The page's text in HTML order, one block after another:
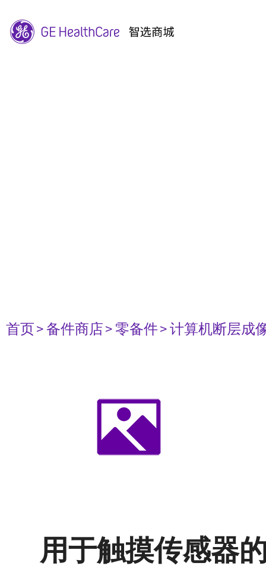
首页> 备件商店> 零备件> 计算机断层成
用于触摸传感器